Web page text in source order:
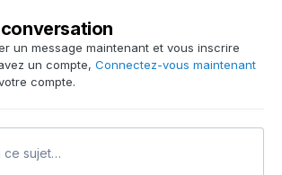
un message maintenant et vous inscrire
un compte, Connectez-vous maintenant
compte.
ce sujet…